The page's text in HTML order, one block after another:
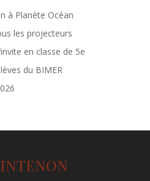
à Planète Océan
les projecteurs
en classe de 5e
du BIMER